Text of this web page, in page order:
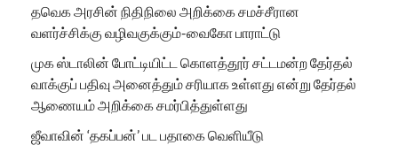
தவெக அரசின் நிதிநிலை அறிக்கை சமச்சீரான
வளர்ச்சிக்கு வழிவகுக்கும்-வைகோ பாராட்டு
முக ஸ்டாலின் போட்டியிட்ட கொளத்தூர் சட்டமன்ற தேர்தல்
வாக்குப் பதிவு அனைத்தும் சரியாக உள்ளது என்று தேர்தல்
ஆணையம் அறிக்கை சமர்பித்துள்ளது
ஜீவாவின் ‘தகப்பன்’ பட பதாகை வெளியீடு